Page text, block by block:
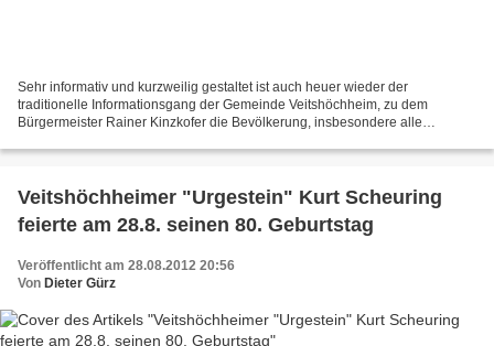
Sehr informativ und kurzweilig gestaltet ist auch heuer wieder der
traditionelle Informationsgang der Gemeinde Veitshöchheim, zu dem
Bürgermeister Rainer Kinzkofer die Bevölkerung, insbesondere alle
Veitshöchheimer "Urgestein" Kurt Scheuring
feierte am 28.8. seinen 80. Geburtstag
Veröffentlicht am 28.08.2012 20:56
Von Dieter Gürz